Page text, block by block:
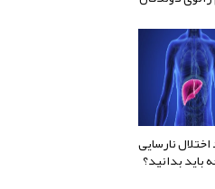
نارسایی
باید بدانید؟